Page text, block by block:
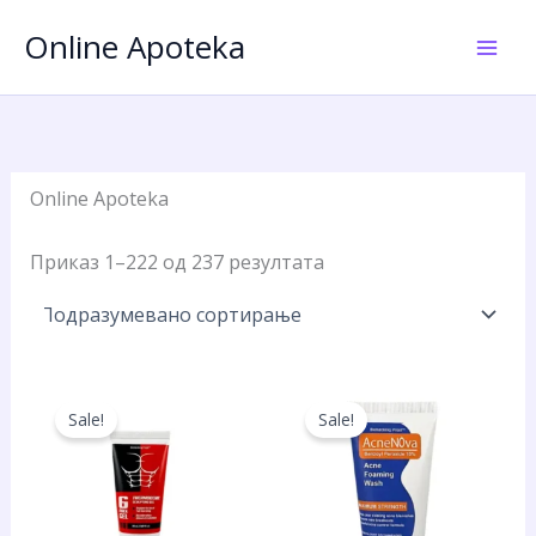
Online Apoteka
Online Apoteka
Приказ 1–222 од 237 резултата
Sale! Sale!